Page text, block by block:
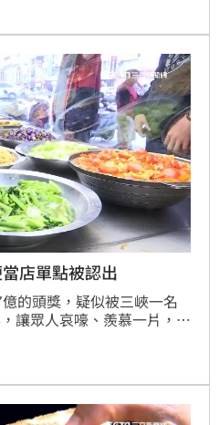
午餐錢100元都沒有了。」
店單點被認出
的頭獎，疑似被三峽一名
讓眾人哀嚎、羨慕一片，網
為對方竟然在便當店「單